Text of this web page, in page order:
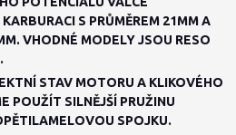
S PRŮMĚREM 21MM A
VHODNÉ MODELY JSOU RESO
STAV MOTORU A KLIKOVÉHO
POUŽÍT SILNĚJŠÍ PRUŽINU
SPOJKU.